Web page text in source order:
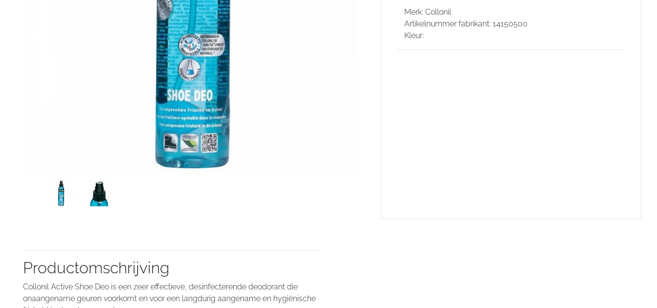
Merk: Collonil
Artikelnummer fabrikant: 14150500
Kleur:
Productomschrijving
Collonil Active Shoe Deo is een zeer effectieve, desinfecterende deodorant die
onaangename geuren voorkomt en voor een langdurig aangename en hygiënische